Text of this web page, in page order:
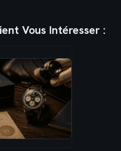
Vous Intéresser :